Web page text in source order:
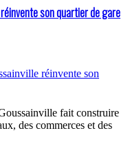
son quartier de gare
fait construire
des commerces et des